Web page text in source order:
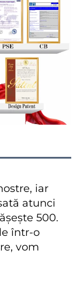
iar
atunci
500.
într-o
vom